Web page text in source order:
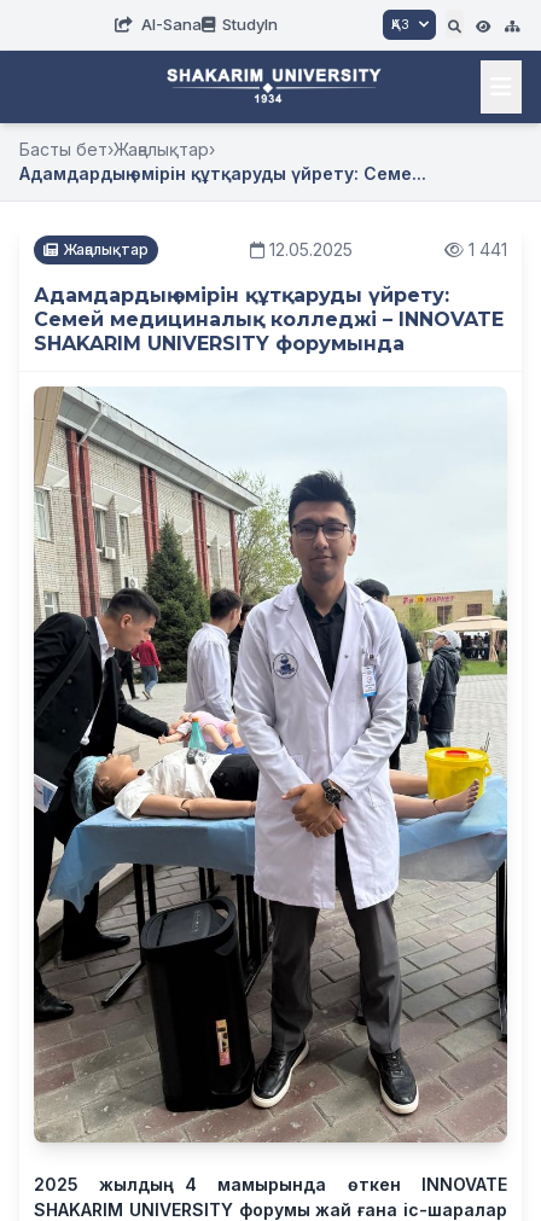
AI-Sana StudyIn ҚАЗ
Басты бет›Жаңалықтар›
Адамдардың өмірін құтқаруды үйрету: Семе...
Жаңалықтар 12.05.2025 1 441
Адамдардың өмірін құтқаруды үйрету:
Семей медициналық колледжі – INNOVATE
SHAKARIM UNIVERSITY форумында
2025 жылдың 4 мамырында өткен INNOVATE
SHAKARIM UNIVERSITY форумы жай ғана іс-шаралар